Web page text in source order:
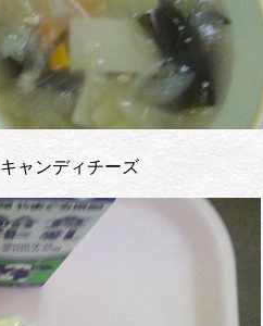
ャンディチーズ